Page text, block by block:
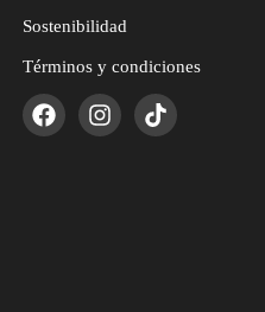
Sostenibilidad
Términos y condiciones